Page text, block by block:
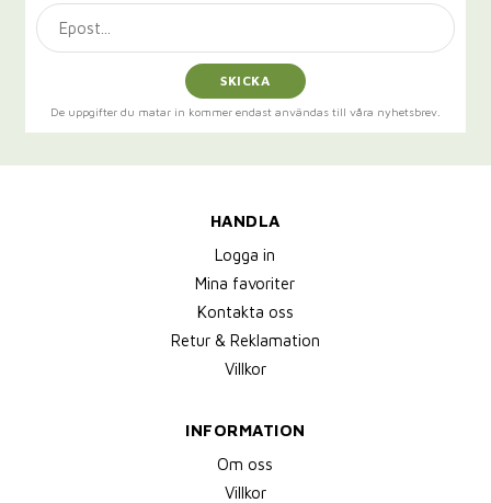
SKICKA
De uppgifter du matar in kommer endast användas till våra nyhetsbrev.
HANDLA
Logga in
Mina favoriter
Kontakta oss
Retur & Reklamation
Villkor
INFORMATION
Om oss
Villkor